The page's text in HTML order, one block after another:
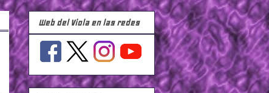
Web del Viola en las redes